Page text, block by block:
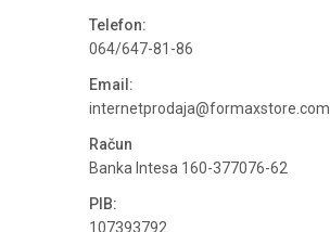
Telefon:
064/647-81-86
Email:
internetprodaja@formaxstore.com
Račun
Banka Intesa 160-377076-62
PIB:
107393792